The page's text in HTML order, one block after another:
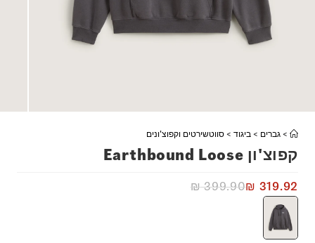
> גברים > ביגוד > סווטשירטים וקפוצ'ונים
קפוצ'ון Earthbound Loose
₪399.90₪ 319.92